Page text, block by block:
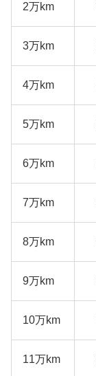
2万km
3万km
4万km
5万km
6万km
7万km
8万km
9万km
10万km
11万km